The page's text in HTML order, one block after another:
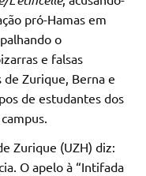
pró-Hamas em
o
e falsas
Zurique, Berna e
de estudantes dos
Zurique (UZH) diz:
O apelo à “Intifada